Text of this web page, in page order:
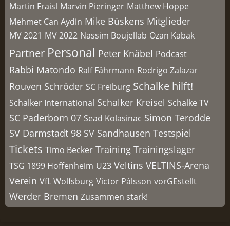
Martin Fraisl Marvin Pieringer Matthew Hoppe
Mehmet Can Aydin Mike Büskens Mitglieder
MV 2021 MV 2022 Nassim Boujellab Ozan Kabak
Partner Personal Peter Knäbel Podcast
Rabbi Matondo Ralf Fährmann Rodrigo Zalazar
Rouven Schröder SC Freiburg Schalke hilft!
Schalker International Schalker Kreisel Schalke TV
SC Paderborn 07 Sead Kolasinac Simon Terodde
SV Darmstadt 98 SV Sandhausen Testspiel
Tickets Timo Becker Training Trainingslager
TSG 1899 Hoffenheim U23 Veltins VELTINS-Arena
Verein VfL Wolfsburg Victor Pálsson vorGEstellt
Werder Bremen Zusammen stark!